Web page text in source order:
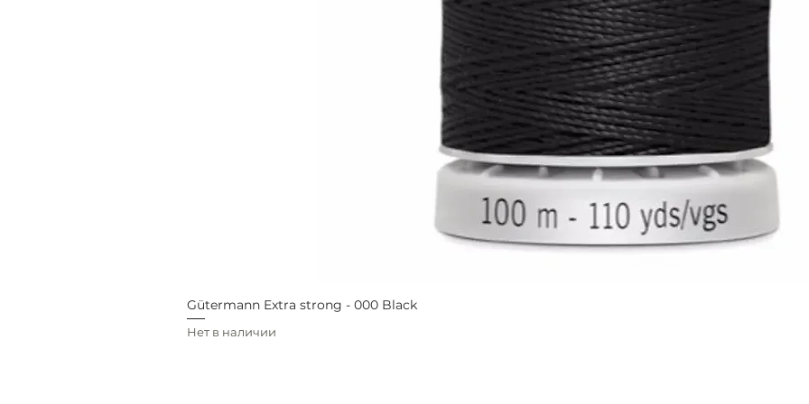
Gütermann Extra strong - 000 Black
Нет в наличии